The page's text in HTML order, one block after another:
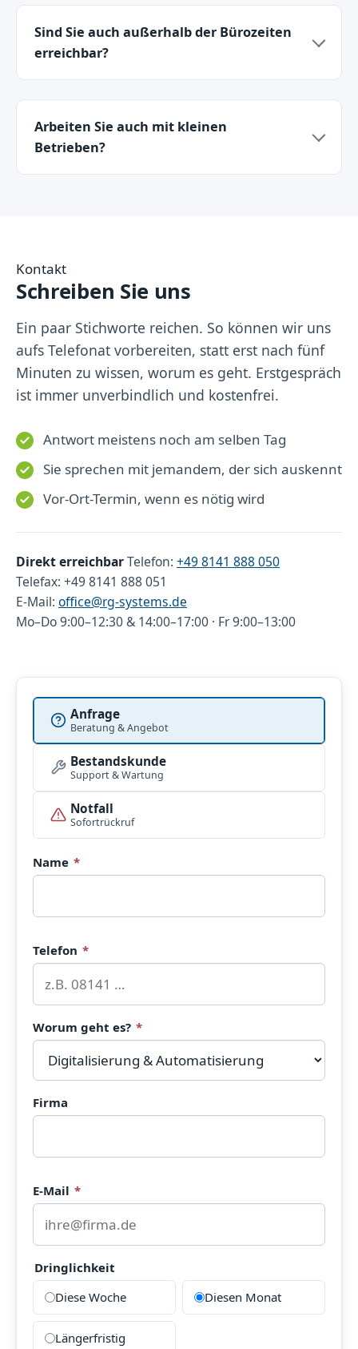
Sind Sie auch außerhalb der Bürozeiten
erreichbar?
Arbeiten Sie auch mit kleinen
Betrieben?
Kontakt
Schreiben Sie uns
Ein paar Stichworte reichen. So können wir uns
aufs Telefonat vorbereiten, statt erst nach fünf
Minuten zu wissen, worum es geht. Erstgespräch
ist immer unverbindlich und kostenfrei.
Antwort meistens noch am selben Tag
Sie sprechen mit jemandem, der sich auskennt
Vor-Ort-Termin, wenn es nötig wird
Direkt erreichbarTelefon: +49 8141 888 050
Telefax: +49 8141 888 051
E-Mail: office@rg-systems.de
Mo–Do 9:00–12:30 & 14:00–17:00 · Fr 9:00–13:00
Worum geht es?
Anfrage
Beratung & Angebot
Bestandskunde
Support & Wartung
Notfall
Sofortrückruf
Name *Pflichtfeld
Telefon *Pflichtfeld
Worum geht es? *
Firma
E-Mail *
Dringlichkeit
Diese Woche
Diesen Monat
Längerfristig